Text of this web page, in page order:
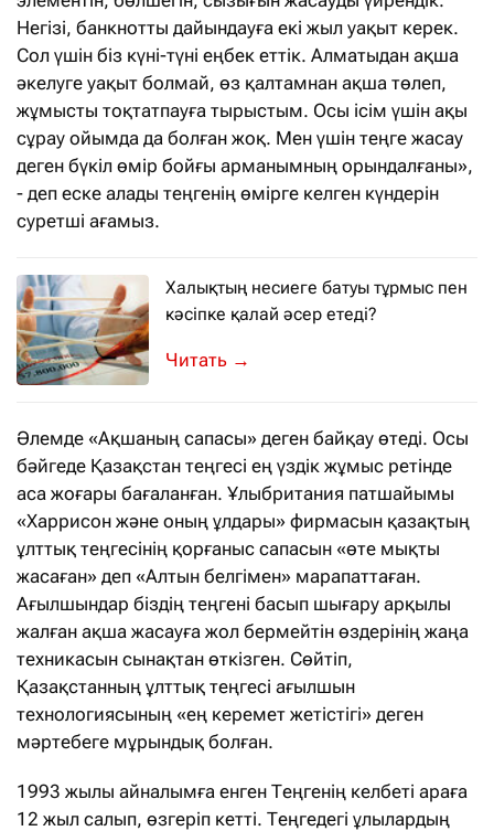
Негізі, банкнотты дайындауға екі жыл уақыт керек.
Сол үшін біз күні-түні еңбек еттік. Алматыдан ақша
әкелуге уақыт болмай, өз қалтамнан ақша төлеп,
жұмысты тоқтатпауға тырыстым. Осы ісім үшін ақы
сұрау ойымда да болған жоқ. Мен үшін теңге жасау
деген бүкіл өмір бойғы арманымның орындалғаны»,
- деп еске алады теңгенің өмірге келген күндерін
суретші ағамыз.
Халықтың несиеге батуы тұрмыс пен
кәсіпке қалай әсер етеді?
Қазір елдің көбі табысы мол жұмыс
→
Әлемде «Ақшаның сапасы» деген байқау өтеді. Осы
бәйгеде Қазақстан теңгесі ең үздік жұмыс ретінде
аса жоғары бағаланған. Ұлыбритания патшайымы
«Харрисон және оның ұлдары» фирмасын қазақтың
ұлттық теңгесінің қорғаныс сапасын «өте мықты
жасаған» деп «Алтын белгімен» марапаттаған.
Ағылшындар біздің теңгені басып шығару арқылы
жалған ақша жасауға жол бермейтін өздерінің жаңа
техникасын сынақтан өткізген. Сөйтіп,
Қазақстанның ұлттық теңгесі ағылшын
технологиясының «ең керемет жетістігі» деген
мәртебеге мұрындық болған.
1993 жылы айналымға енген Теңгенің келбеті араға
12 жыл салып, өзгеріп кетті. Теңгедегі ұлылардың